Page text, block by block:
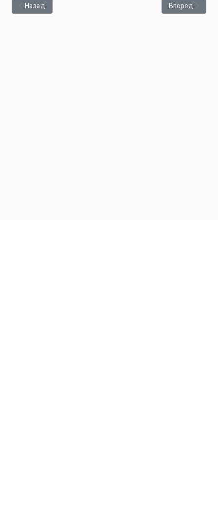
Предыдущий: Семинар по теме "Краевые задачи о
Назад Следующий:
Вперед